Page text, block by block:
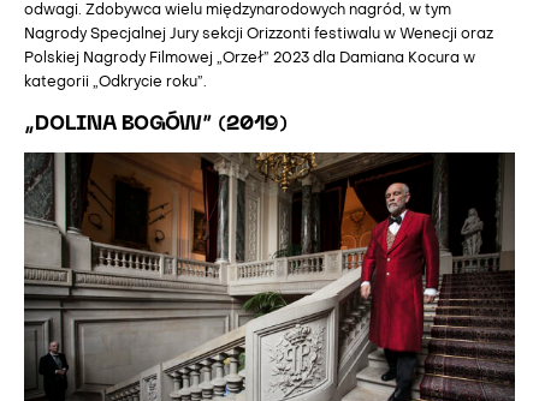
odwagi. Zdobywca wielu międzynarodowych nagród, w tym
Nagrody Specjalnej Jury sekcji Orizzonti festiwalu w Wenecji oraz
Polskiej Nagrody Filmowej „Orzeł” 2023 dla Damiana Kocura w
kategorii „Odkrycie roku”.
„DOLINA BOGÓW” (2019)